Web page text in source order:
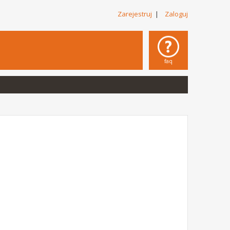
Zarejestruj | Zaloguj
faq